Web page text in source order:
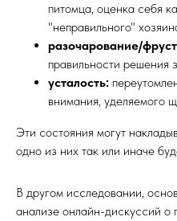
питомца, оценка себя
"неправильного"
разочарование/
правильности решения
усталость:
внимания, уделяемого
Эти состояния могут
одно из них так или иначе
В другом исследовании,
анализе онлайн-дискуссий о